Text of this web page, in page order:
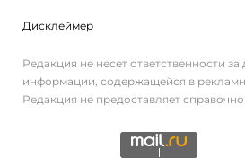
Дисклеймер
Редакция не несет ответственности
информации, содержащейся в
Редакция не предоставляет